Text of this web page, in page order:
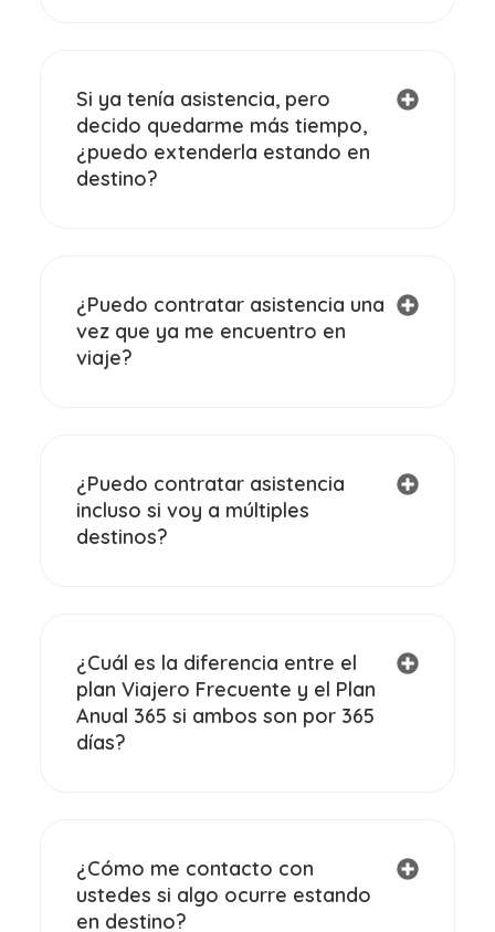
Si ya tenía asistencia, pero
decido quedarme más tiempo,
¿puedo extenderla estando en
destino?
¿Puedo contratar asistencia una
vez que ya me encuentro en
viaje?
¿Puedo contratar asistencia
incluso si voy a múltiples
destinos?
¿Cuál es la diferencia entre el
plan Viajero Frecuente y el Plan
Anual 365 si ambos son por 365
días?
¿Cómo me contacto con
ustedes si algo ocurre estando
en destino?